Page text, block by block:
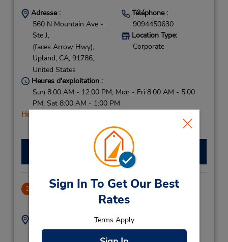
Sign In To Get Our Best
Rates
Terms Apply
Adresse :
560 N Mountain Ave -
Ste J,
(faces Arrow Hwy),
Upland, CA, 91786,
United States
Téléphone :
9094450630
Location Type:
Corporate
Heures d'exploitation :
Sun 8:00 AM - 12:00 PM; Mon - Fri 8:00 AM - 5:00
PM; Sat 8:00 AM - 1:00 PM
Holiday Hours
Faire une réservation
2 Ontario
Adresse :
1366 E Holt Blvd,
Téléphone :
9099863710